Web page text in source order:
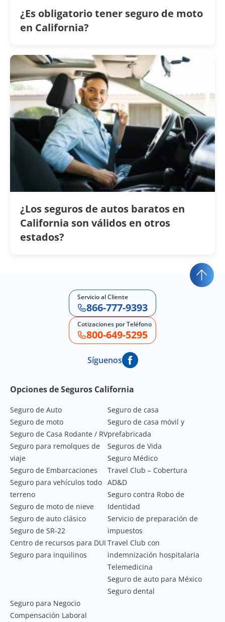
¿Es obligatorio tener seguro de moto
en California?
¿Los seguros de autos baratos en
California son válidos en otros
estados?
Servicio al Cliente
866-777-9393
Cotizaciones por Teléfono
800-649-5295
Síguenos
Footer Navigation
Opciones de Seguros California
Seguro de Auto
Seguro de moto
Seguro de Casa Rodante / RV
Seguro para remolques de
viaje
Seguro de Embarcaciones
Seguro para vehículos todo
terreno
Seguro de moto de nieve
Seguro de auto clásico
Seguro de SR-22
Centro de recursos para DUI
Seguro para inquilinos
Seguro de casa
Seguro de casa móvil y
prefabricada
Seguros de Vida
Seguro Médico
Travel Club – Cobertura
AD&D
Seguro contra Robo de
Identidad
Servicio de preparación de
impuestos
Travel Club con
indemnización hospitalaria
Telemedicina
Seguro de auto para México
Seguro dental
Seguro para Negocio
Compensación Laboral